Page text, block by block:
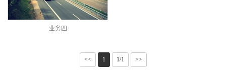
业务四
<< 1 1/1 >>